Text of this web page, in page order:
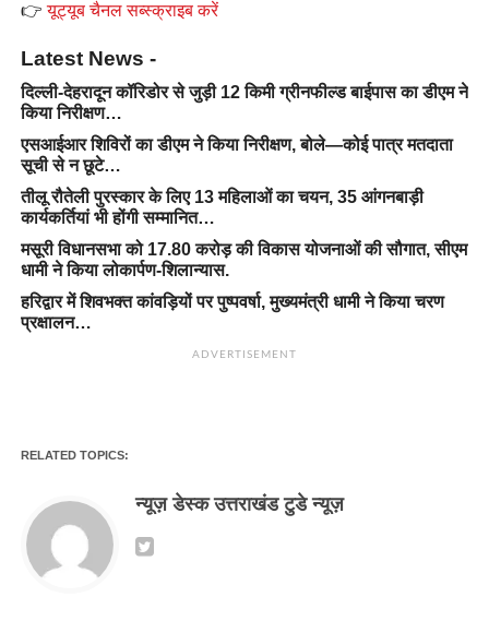
👉यूट्यूब चैनल सब्स्क्राइब करें
Latest News -
दिल्ली-देहरादून कॉरिडोर से जुड़ी 12 किमी ग्रीनफील्ड बाईपास का डीएम ने
किया निरीक्षण…
एसआईआर शिविरों का डीएम ने किया निरीक्षण, बोले—कोई पात्र मतदाता
सूची से न छूटे…
तीलू रौतेली पुरस्कार के लिए 13 महिलाओं का चयन, 35 आंगनबाड़ी
कार्यकर्तियां भी होंगी सम्मानित…
मसूरी विधानसभा को 17.80 करोड़ की विकास योजनाओं की सौगात, सीएम
धामी ने किया लोकार्पण-शिलान्यास.
हरिद्वार में शिवभक्त कांवड़ियों पर पुष्पवर्षा, मुख्यमंत्री धामी ने किया चरण
प्रक्षालन…
ADVERTISEMENT
RELATED TOPICS:
न्यूज़ डेस्क उत्तराखंड टुडे न्यूज़